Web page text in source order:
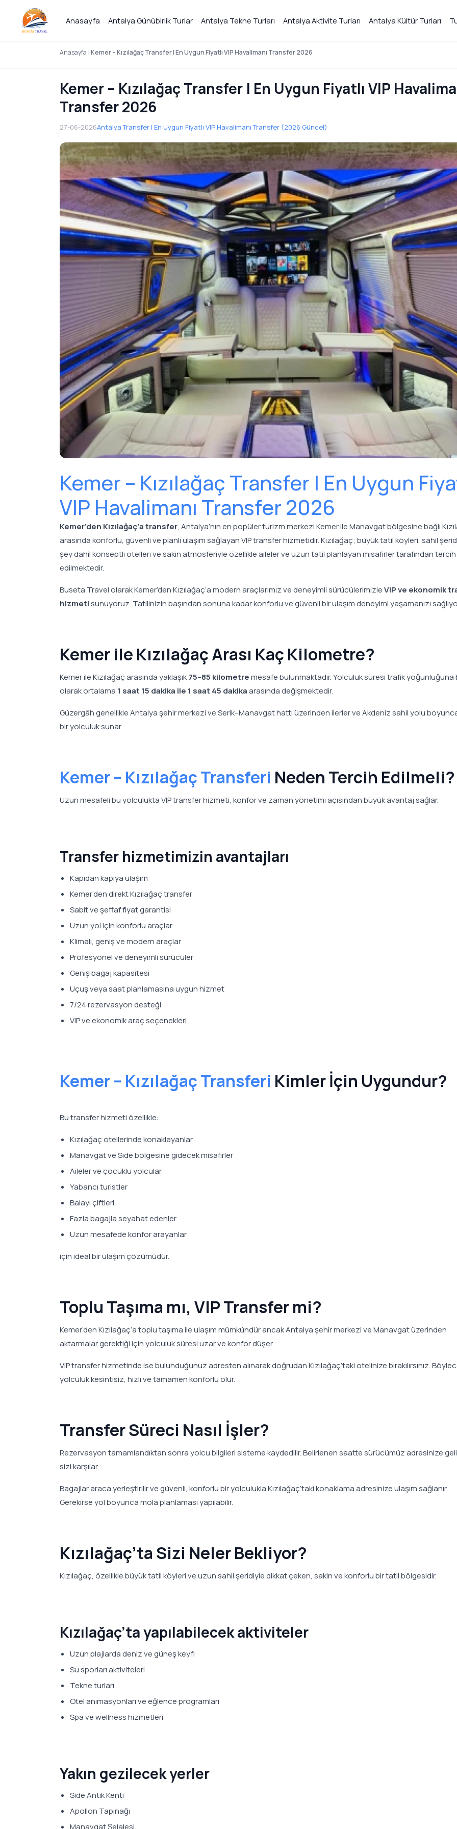
Anasayfa Antalya Günübirlik Turlar Antalya Tekne Turları Antalya Aktivite Turları Antalya Kültür Turları
Anasayfa Kemer – Kızılağaç Transfer | En Uygun Fiyatlı VIP Havalimanı Transfer 2026
Kemer – Kızılağaç Transfer | En Uygun Fiyatlı VIP
Transfer 2026
27-06-2026Antalya Transfer | En Uygun Fiyatlı VIP Havalimanı Transfer (2026 Güncel)
Kemer – Kızılağaç Transfer | En Uygun
VIP Havalimanı Transfer 2026
Kemer’den Kızılağaç’a transfer, Antalya’nın en popüler turizm merkezi Kemer ile Manavgat bölgesine bağlı
arasında konforlu, güvenli ve planlı ulaşım sağlayan VIP transfer hizmetidir. Kızılağaç; büyük tatil köyleri, sahil
şey dahil konseptli otelleri ve sakin atmosferiyle özellikle aileler ve uzun tatil planlayan misafirler tarafından tercih
edilmektedir.
Buseta Travel olarak Kemer’den Kızılağaç’a modern araçlarımız ve deneyimli sürücülerimizleVIP ve ekonomik
hizmetisunuyoruz. Tatilinizin başından sonuna kadar konforlu ve güvenli bir ulaşım deneyimi yaşamanızı
Kemer ile Kızılağaç Arası Kaç Kilometre?
Kemer ile Kızılağaç arasında yaklaşık75–85 kilometremesafe bulunmaktadır. Yolculuk süresi trafik yoğunluğuna
olarak ortalama 1 saat 15 dakika ile 1 saat 45 dakikaarasında değişmektedir.
Güzergâh genellikle Antalya şehir merkezi ve Serik–Manavgat hattı üzerinden ilerler ve Akdeniz sahil yolu
bir yolculuk sunar.
Kemer – Kızılağaç Transferi Neden Tercih Edilmeli?
Uzun mesafeli bu yolculukta VIP transfer hizmeti, konfor ve zaman yönetimi açısından büyük avantaj sağlar.
Transfer hizmetimizin avantajları
Kapıdan kapıya ulaşım
Kemer’den direkt Kızılağaç transfer
Sabit ve şeffaf fiyat garantisi
Uzun yol için konforlu araçlar
Klimalı, geniş ve modern araçlar
Profesyonel ve deneyimli sürücüler
Geniş bagaj kapasitesi
Uçuş veya saat planlamasına uygun hizmet
7/24 rezervasyon desteği
VIP ve ekonomik araç seçenekleri
Kemer – Kızılağaç Transferi Kimler İçin Uygundur?
Bu transfer hizmeti özellikle:
Kızılağaç otellerinde konaklayanlar
Manavgat ve Side bölgesine gidecek misafirler
Aileler ve çocuklu yolcular
Yabancı turistler
Balayı çiftleri
Fazla bagajla seyahat edenler
Uzun mesafede konfor arayanlar
için ideal bir ulaşım çözümüdür.
Toplu Taşıma mı, VIP Transfer mi?
Kemer’den Kızılağaç’a toplu taşıma ile ulaşım mümkündür ancak Antalya şehir merkezi ve Manavgat üzerinden
aktarmalar gerektiği için yolculuk süresi uzar ve konfor düşer.
VIP transfer hizmetinde ise bulunduğunuz adresten alınarak doğrudan Kızılağaç’taki otelinize bırakılırsınız.
yolculuk kesintisiz, hızlı ve tamamen konforlu olur.
Transfer Süreci Nasıl İşler?
Rezervasyon tamamlandıktan sonra yolcu bilgileri sisteme kaydedilir. Belirlenen saatte sürücümüz adresinize
sizi karşılar.
Bagajlar araca yerleştirilir ve güvenli, konforlu bir yolculukla Kızılağaç’taki konaklama adresinize ulaşım sağlanır.
Gerekirse yol boyunca mola planlaması yapılabilir.
Kızılağaç’ta Sizi Neler Bekliyor?
Kızılağaç, özellikle büyük tatil köyleri ve uzun sahil şeridiyle dikkat çeken, sakin ve konforlu bir tatil bölgesidir.
Kızılağaç’ta yapılabilecek aktiviteler
Uzun plajlarda deniz ve güneş keyfi
Su sporları aktiviteleri
Tekne turları
Otel animasyonları ve eğlence programları
Spa ve wellness hizmetleri
Yakın gezilecek yerler
Side Antik Kenti
Apollon Tapınağı
Manavgat Şelalesi